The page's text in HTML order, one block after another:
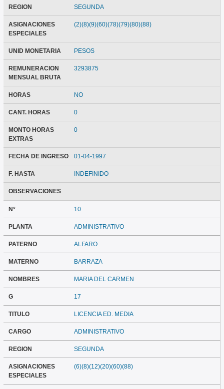
REGION SEGUNDA
ASIGNACIONES
ESPECIALES
(2)(8)(9)(60)(78)(79)(80)(88)
UNID MONETARIA PESOS
REMUNERACION
MENSUAL BRUTA
3293875
HORAS NO
CANT. HORAS 0
MONTO HORAS
EXTRAS
0
FECHA DE INGRESO 01-04-1997
F. HASTA INDEFINIDO
OBSERVACIONES
N° 10
PLANTA ADMINISTRATIVO
PATERNO ALFARO
MATERNO BARRAZA
NOMBRES MARIA DEL CARMEN
G 17
TITULO LICENCIA ED. MEDIA
CARGO ADMINISTRATIVO
REGION SEGUNDA
ASIGNACIONES
ESPECIALES
(6)(8)(12)(20)(60)(88)